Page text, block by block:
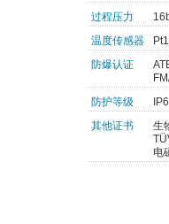
过程压力
温度传感器
防爆认证
防护等级
其他证书
生
电